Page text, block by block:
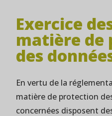
Exercice
matière de
des
En vertu de la
matière de protection
concernées disposent